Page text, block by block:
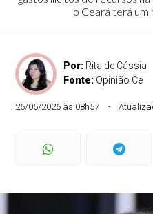
o Ceará terá um
Por: Rita de Cássia
Fonte: Opinião Ce
26/05/2026 às 08h57